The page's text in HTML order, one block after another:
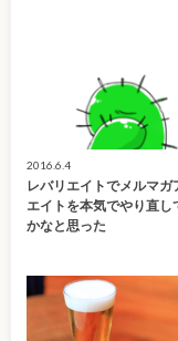
2016.6.4
レバリエイトでメルマガ
エイトを本気でやり直し
かなと思った